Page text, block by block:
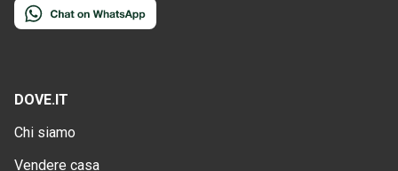
DOVE.IT
Chi siamo
Vendere casa